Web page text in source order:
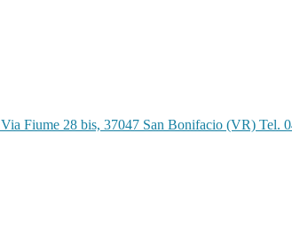
Via Fiume 28 bis, 37047 San Bonifacio (VR) Tel.